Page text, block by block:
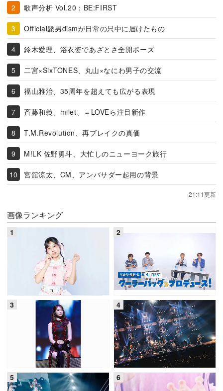
歌声分析 Vol.20：BE:FIRST
Official髭男dismが日常の只中に届けたもの
鈴木愛理、浴衣姿であざとさ全開ポーズ
二宮×SixTONES、丸山×なにわ男子の交流
福山雅治、35周年を超えても広がる表現
斉藤和義、milet、＝LOVEら注目新作
T.M.Revolution、再ブレイクの真価
M!LK 佐野勇斗、大忙しのニューヨーク旅行
宮舘涼太、CM、アンバサダー起用の背景
21:11更新
画像ランキング